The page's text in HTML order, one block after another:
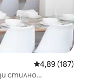
Средна
4,89 (187)
стилно